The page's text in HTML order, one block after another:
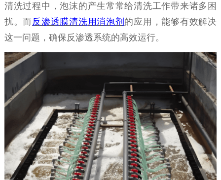
清洗过程中，泡沫的产生常常给清洗工作带来诸多困
扰。而 反渗透膜清洗用消泡剂 的应用，能够有效解决
这一问题，确保反渗透系统的高效运行。